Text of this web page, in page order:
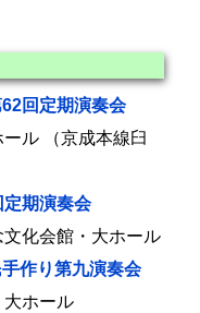
回定期演奏会
ル （京成本線臼
期演奏会
化会館・大ホール
作り第九演奏会
ホール